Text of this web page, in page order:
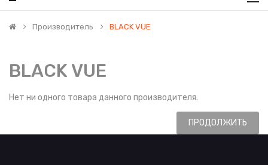
Производитель BLACK VUE
BLACK VUE
Нет ни одного товара данного производителя.
ПРОДОЛЖИТЬ